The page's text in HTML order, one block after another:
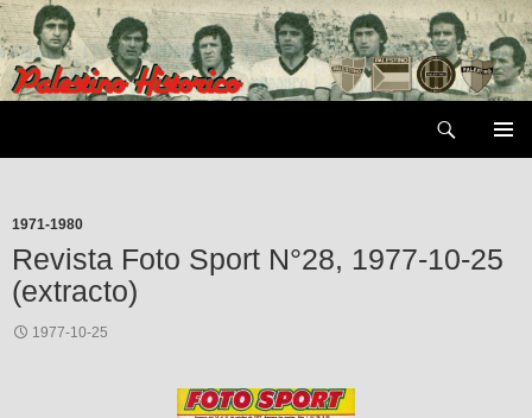
Saltar
al
contenido
1971-1980
Revista Foto Sport N°28, 1977-10-25
(extracto)
1977-10-25